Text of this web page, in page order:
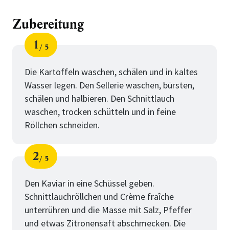
Zubereitung
Schritt
1
von
5
Die Kartoffeln waschen, schälen und in kaltes
Wasser legen. Den Sellerie waschen, bürsten,
schälen und halbieren. Den Schnittlauch
waschen, trocken schütteln und in feine
Röllchen schneiden.
Schritt
2
von
5
Den Kaviar in eine Schüssel geben.
Schnittlauchröllchen und Crème fraîche
unterrühren und die Masse mit Salz, Pfeffer
und etwas Zitronensaft abschmecken. Die